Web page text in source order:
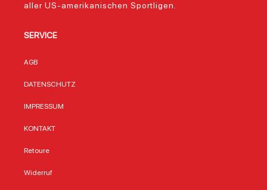
aller US-amerikanischen Sportligen.
SERVICE
AGB
DATENSCHUTZ
IMPRESSUM
KONTAKT
Retoure
Widerruf